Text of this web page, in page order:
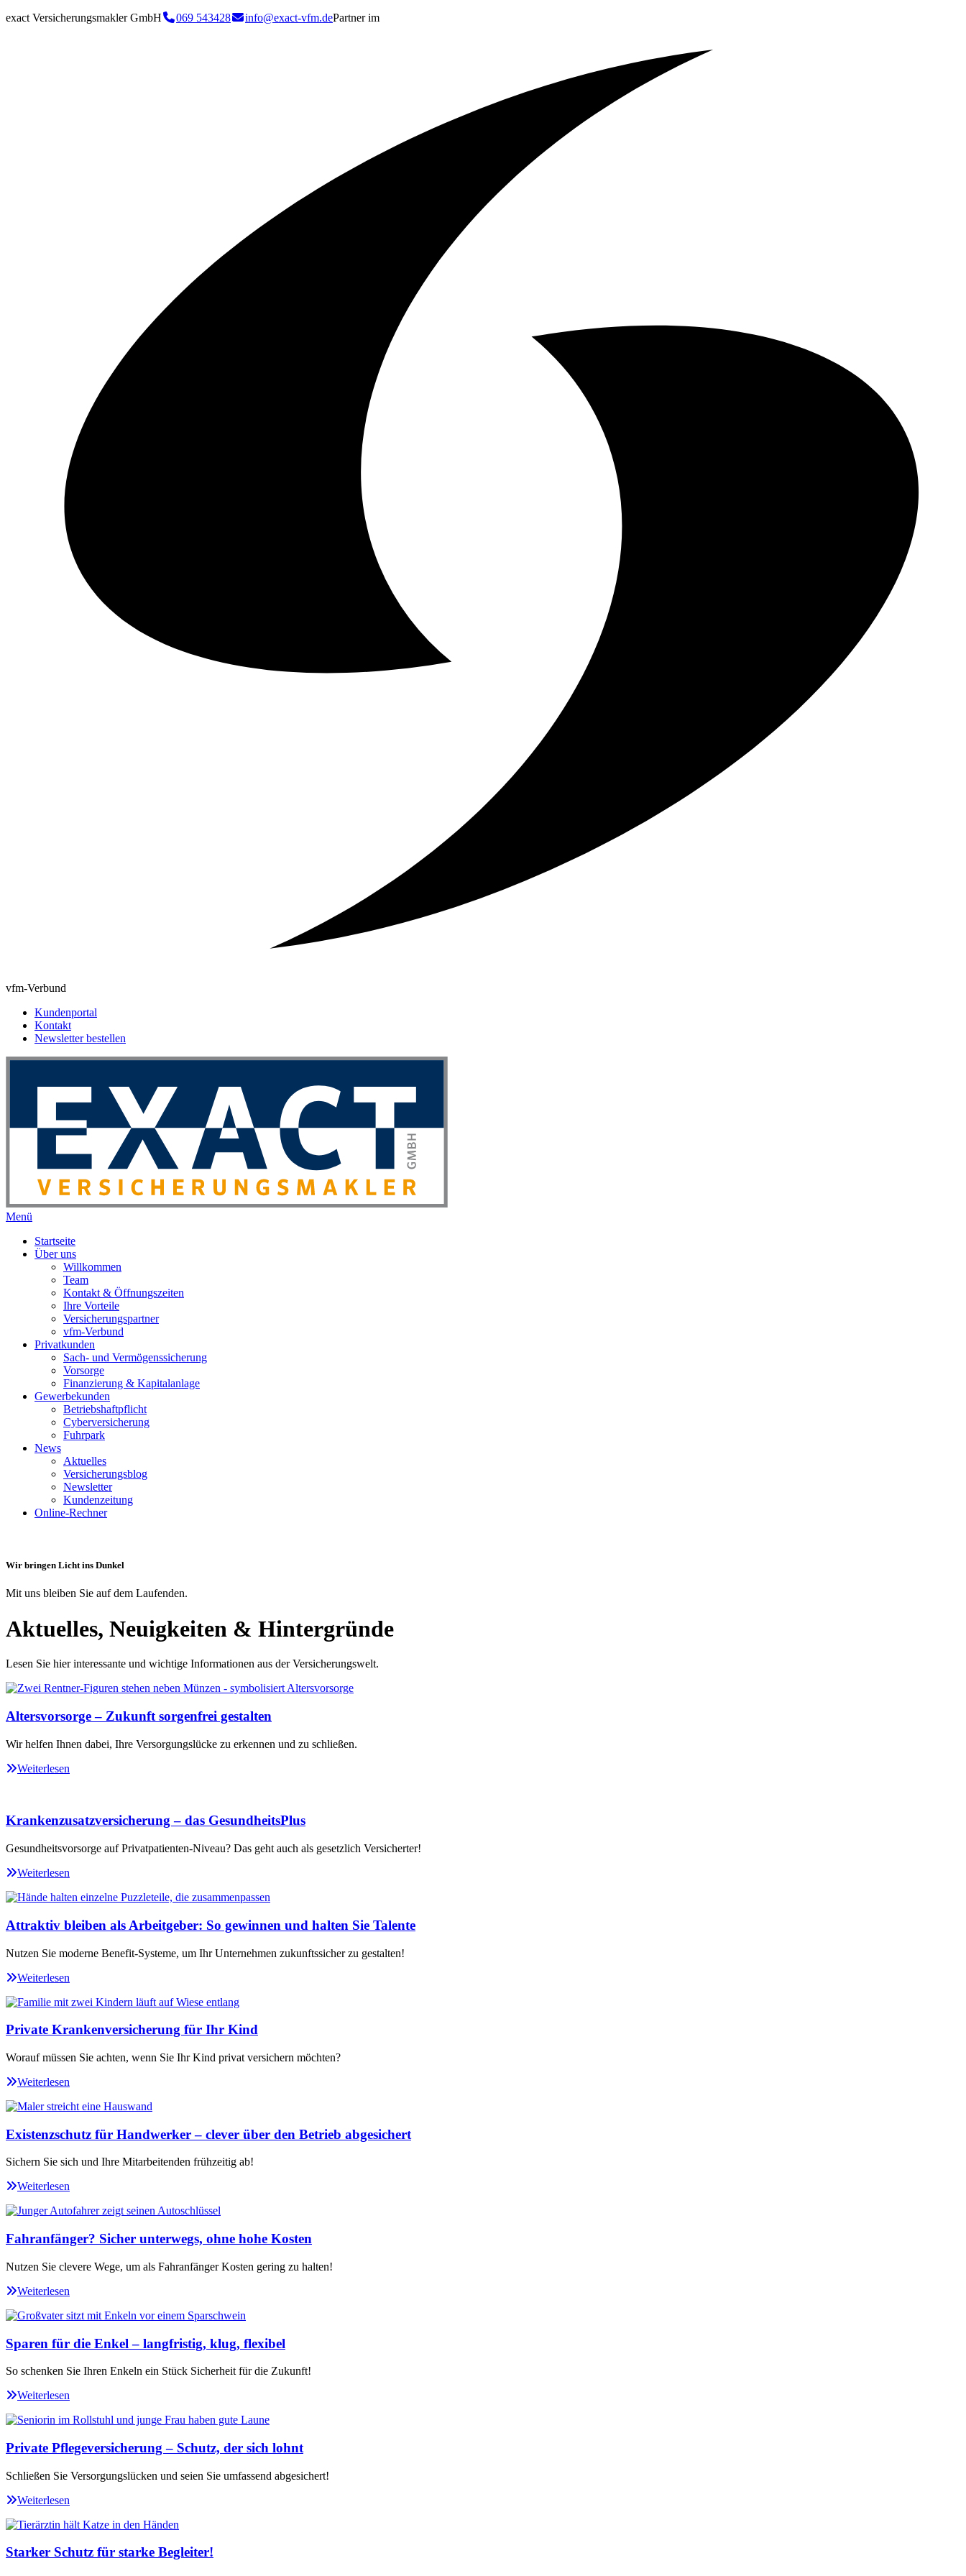
exact Versicherungsmakler GmbH 069 543428 info@exact-vfm.dePartner im
vfm-Verbund
Kundenportal
Kontakt
Newsletter bestellen
Menü
Startseite
Über uns
Willkommen
Team
Kontakt & Öffnungszeiten
Ihre Vorteile
Versicherungspartner
vfm-Verbund
Privatkunden
Sach- und Vermögenssicherung
Vorsorge
Finanzierung & Kapitalanlage
Gewerbekunden
Betriebshaftpflicht
Cyberversicherung
Fuhrpark
News
Aktuelles
Versicherungsblog
Newsletter
Kundenzeitung
Online-Rechner
Wir bringen Licht ins Dunkel
Mit uns bleiben Sie auf dem Laufenden.
Aktuelles, Neuigkeiten & Hintergründe
Lesen Sie hier interessante und wichtige Informationen aus der Versicherungswelt.
Altersvorsorge – Zukunft sorgenfrei gestalten
Wir helfen Ihnen dabei, Ihre Versorgungslücke zu erkennen und zu schließen.
Weiterlesen
Krankenzusatzversicherung – das GesundheitsPlus
Gesundheitsvorsorge auf Privatpatienten-Niveau? Das geht auch als gesetzlich Versicherter!
Weiterlesen
Attraktiv bleiben als Arbeitgeber: So gewinnen und halten Sie Talente
Nutzen Sie moderne Benefit-Systeme, um Ihr Unternehmen zukunftssicher zu gestalten!
Weiterlesen
Private Krankenversicherung für Ihr Kind
Worauf müssen Sie achten, wenn Sie Ihr Kind privat versichern möchten?
Weiterlesen
Existenzschutz für Handwerker – clever über den Betrieb abgesichert
Sichern Sie sich und Ihre Mitarbeitenden frühzeitig ab!
Weiterlesen
Fahranfänger? Sicher unterwegs, ohne hohe Kosten
Nutzen Sie clevere Wege, um als Fahranfänger Kosten gering zu halten!
Weiterlesen
Sparen für die Enkel – langfristig, klug, flexibel
So schenken Sie Ihren Enkeln ein Stück Sicherheit für die Zukunft!
Weiterlesen
Private Pflegeversicherung – Schutz, der sich lohnt
Schließen Sie Versorgungslücken und seien Sie umfassend abgesichert!
Weiterlesen
Starker Schutz für starke Begleiter!